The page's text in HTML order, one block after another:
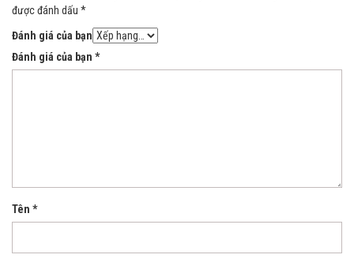
được đánh dấu *
Đánh giá của bạn
Đánh giá của bạn *
Tên *